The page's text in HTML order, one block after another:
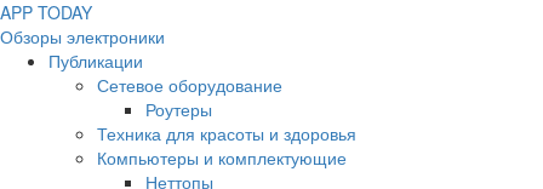
APP TODAY
Обзоры электроники
Публикации
Сетевое оборудование
Роутеры
Техника для красоты и здоровья
Компьютеры и комплектующие
Неттопы